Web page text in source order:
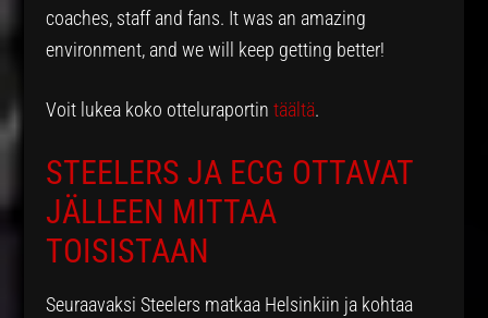
coaches, staff and fans. It was an amazing
environment, and we will keep getting better!
Voit lukea koko otteluraportintäältä.
STEELERS JA ECG OTTAVAT
JÄLLEEN MITTAA
TOISISTAAN
Seuraavaksi Steelers matkaa Helsinkiin ja kohtaa